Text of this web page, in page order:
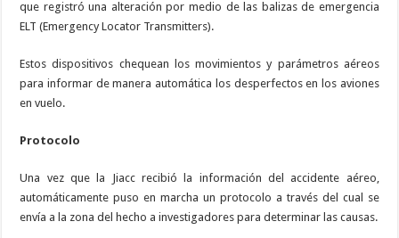
que registró una alteración por medio de las balizas de emergencia
ELT (Emergency Locator Transmitters).
Estos dispositivos chequean los movimientos y parámetros aéreos
para informar de manera automática los desperfectos en los aviones
en vuelo.
Protocolo
Una vez que la Jiacc recibió la información del accidente aéreo,
automáticamente puso en marcha un protocolo a través del cual se
envía a la zona del hecho a investigadores para determinar las causas.